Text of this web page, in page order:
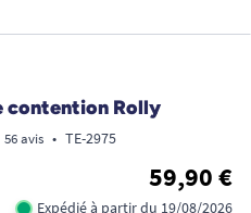
contention Rolly
56 avis • TE-2975
59,90 €
Expédié à partir du 19/08/2026